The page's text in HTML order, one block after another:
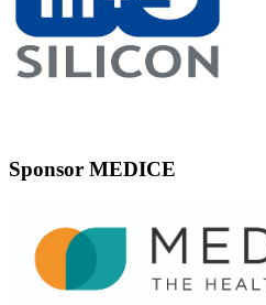
Sponsor MEDICE